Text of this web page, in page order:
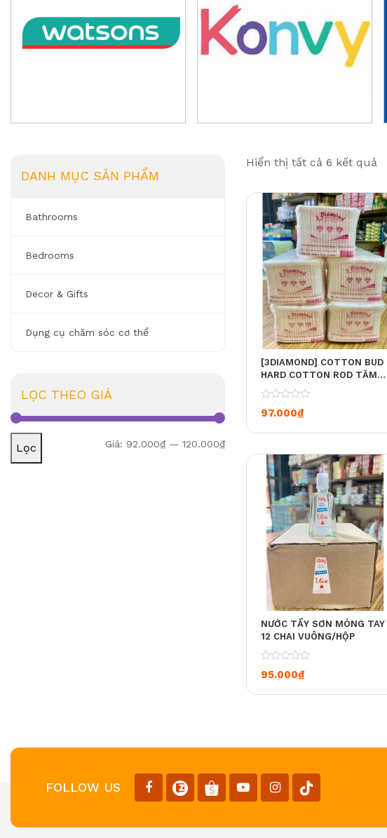
DANH MỤC SẢN PHẨM
Bathrooms
Bedrooms
Decor & Gifts
Dụng cụ chăm sóc cơ thể
LỌC THEO GIÁ
Giá tối thiểu
Giá tối đa
Lọc Giá: 92.000₫ — 120.000₫
Hiển thị tất cả 6 kết quả
[3DIAMOND] COTTON BUD
HARD COTTON ROD TĂM
BÔNG (COMBO 12 GÓI)
97.000₫
NƯỚC TẨY SƠN MÓNG TAY
12 CHAI VUÔNG/HỘP
95.000₫
FOLLOW US